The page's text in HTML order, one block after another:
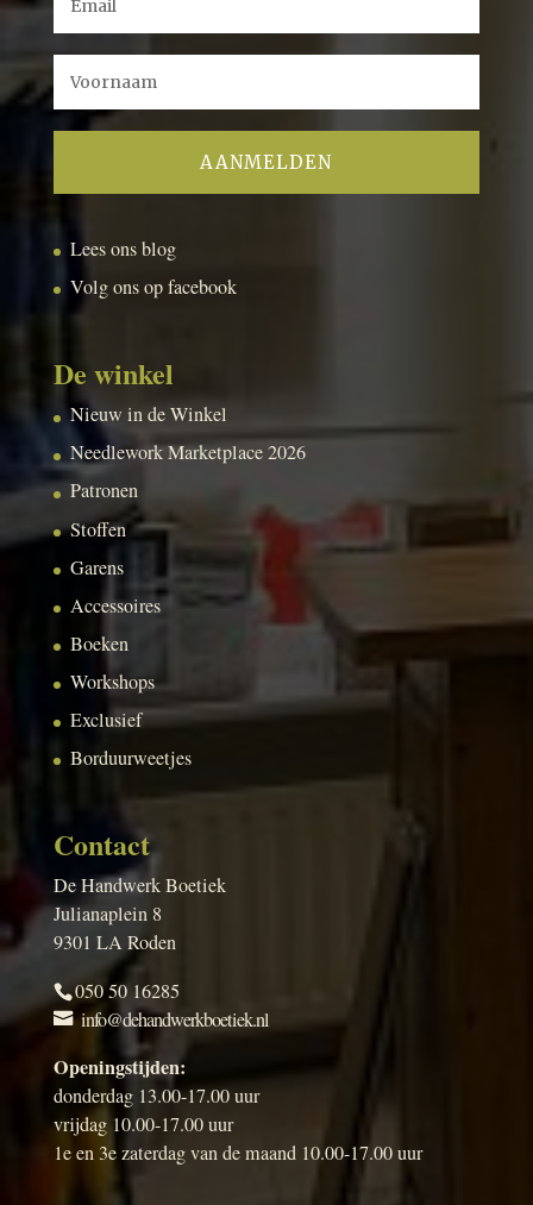
Lees ons blog
Volg ons op facebook
De winkel
Nieuw in de Winkel
Needlework Marketplace 2026
Patronen
Stoffen
Garens
Accessoires
Boeken
Workshops
Exclusief
Borduurweetjes
Contact
De Handwerk Boetiek
Julianaplein 8
9301 LA Roden
050 50 16285
info@dehandwerkboetiek.nl
Openingstijden:
donderdag 13.00-17.00 uur
vrijdag 10.00-17.00 uur
1e en 3e zaterdag van de maand 10.00-17.00 uur